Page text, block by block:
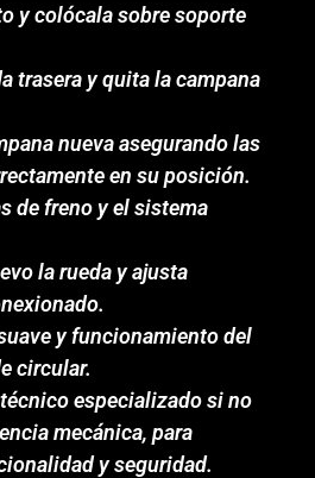
y colócala sobre soporte
trasera y quita la campana
nueva asegurando las
en su posición.
de freno y el sistema
la rueda y ajusta
y funcionamiento del
circular.
especializado si no
mecánica, para
y seguridad.